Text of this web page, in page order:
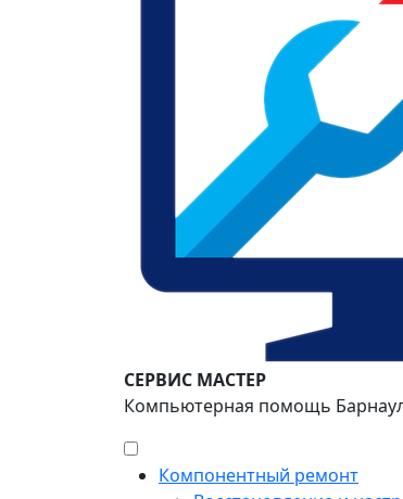
СЕРВИС МАСТЕР
Компьютерная помощь
Компонентный ремонт